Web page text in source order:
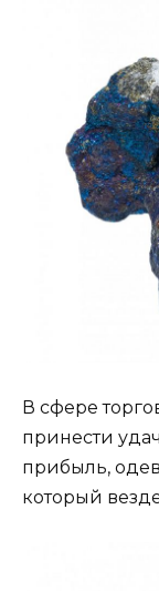
В сфере
принести
прибыль,
который